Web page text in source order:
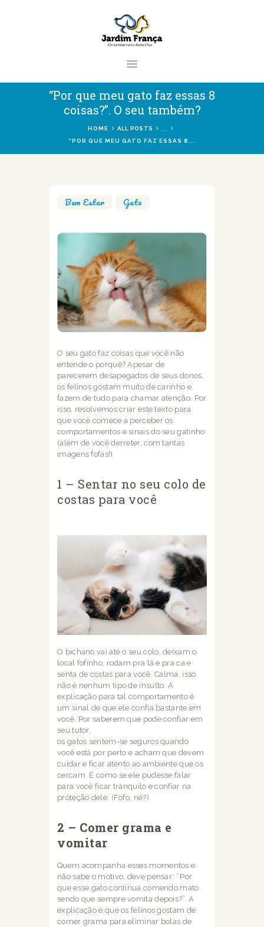
“Por que meu gato faz essas 8
coisas?”. O seu também?
HOME ALL POSTS
“POR QUE MEU GATO FAZ ESSAS 8...
CLÍNICA VETERINÁRIA JARDIM
FRANÇA | ZONA NORTE DE SÃO
PAULO
São Paulo
HOME
BLOG
Bem Estar Gato
O seu gato faz coisas que você não
entende o porquê? Apesar de
parecerem desapegados de seus donos,
os felinos gostam muito de carinho e
fazem de tudo para chamar atenção. Por
isso, resolvemos criar este texto para
que você comece a perceber os
comportamentos e sinais do seugatinho
(além de você derreter, com tantas
imagens fofas!)
1 – Sentar no seu colo de
costas para você
O bichano vai até o seu colo, deixam o
local fofinho, rodam pra lá e pra ca e
senta de costas para você. Calma, isso
não é nenhum tipo de insulto. A
explicação para tal comportamentoé
um sinal de que ele confia bastante em
você. Por saberem que pode confiar em
seu tutor,
os gatos sentem-se seguros quando
você está por perto e acham que devem
cuidar e ficar atento ao ambiente que os
cercam. É como se ele pudesse falar
para você ficar tranquilo econfiar na
proteção dele. (Fofo, né?)
2 – Comer grama e
vomitar
Quem acompanha esses momentos e
não sabe o motivo, deve pensar: ‘’Por
que esse gatocontinua comendo mato
sendo que sempre vomita depois?”. A
explicação é que os felinos gostam de
comer grama para eliminar bolas de